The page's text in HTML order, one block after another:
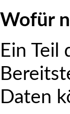
Wofür
Ein
Daten